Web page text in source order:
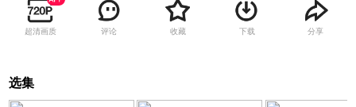
超清画质 评论 收藏 下载 分享
选集